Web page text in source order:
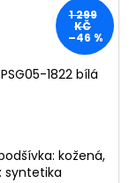
1 299
KČ
–46 %
1822 bílá
kožená,
syntetika